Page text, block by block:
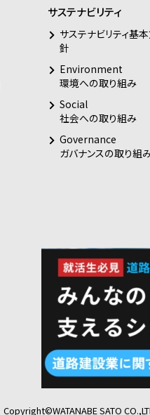
サステナビリティ
サステナビリティ基
針
Environment
環境への取り組み
Social
社会への取り組み
Governance
ガバナンスの取り組
Copyright©WATANABE SATO